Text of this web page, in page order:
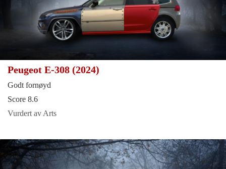
Peugeot E-308 (2024)
Godt fornøyd
Score 8.6
Vurdert av Arts